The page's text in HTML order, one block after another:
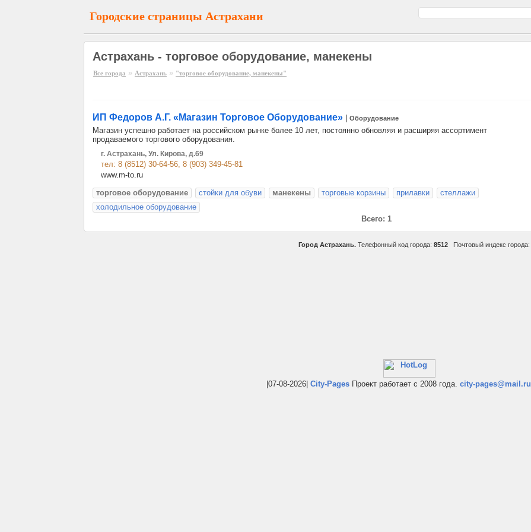
Городские страницы Астрахани
Астрахань - торговое оборудование, манекены
Все города » Астрахань » "торговое оборудование, манекены"
ИП Федоров А.Г. «Магазин Торговое Оборудование» Оборудование
Магазин успешно работает на российском рынке более 10 лет, постоянно обновляя и расширяя ассортимент
продаваемого торгового оборудования.
г. Астрахань, Ул. Кирова, д.69
тел: 8 (8512) 30-64-56, 8 (903) 349-45-81
www.m-to.ru
торговое оборудование
стойки для обуви манекены торговые корзины прилавки
стеллажи
холодильное оборудование
Всего: 1
Город Астрахань. Телефонный код города: 8512 Почтовый индекс города:
|07-08-2026| City-Pages Проект работает с 2008 года. city-pages@mail.ru